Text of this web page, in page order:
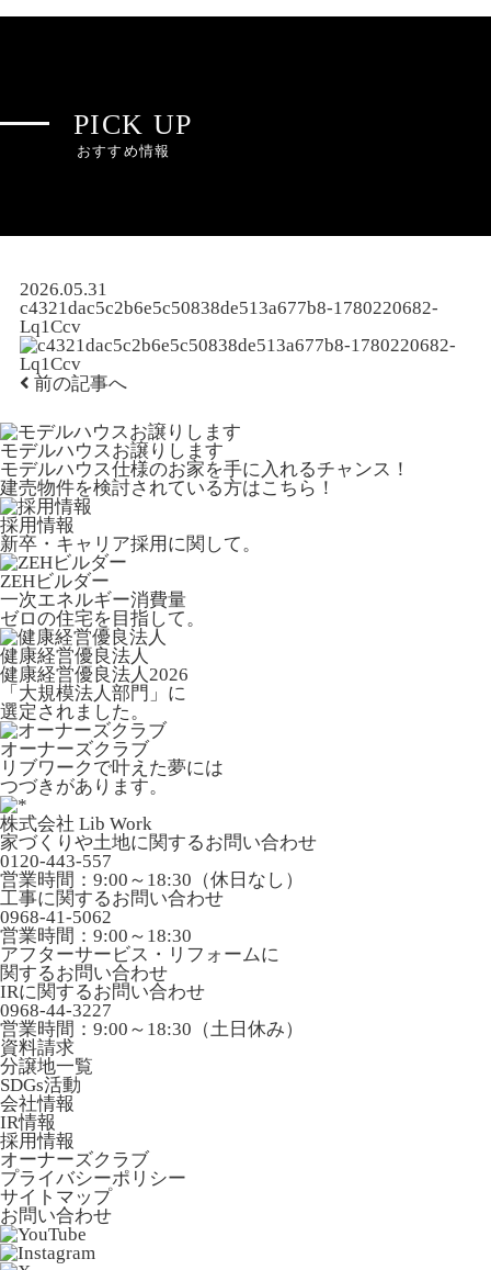
PICK UP
おすすめ情報
2026.05.31
c4321dac5c2b6e5c50838de513a677b8-1780220682-
Lq1Ccv
前の記事へ
モデルハウスお譲りします
モデルハウス仕様のお家を手に入れるチャンス！
建売物件を検討されている方はこちら！
採用情報
新卒・キャリア採用に関して。
ZEHビルダー
一次エネルギー消費量
ゼロの住宅を目指して。
健康経営優良法人
健康経営優良法人2026
「大規模法人部門」に
選定されました。
オーナーズクラブ
リブワークで叶えた夢には
つづきがあります。
株式会社 Lib Work
家づくりや土地に関するお問い合わせ
0120-443-557
営業時間：9:00～18:30（休日なし）
工事に関するお問い合わせ
0968-41-5062
営業時間：9:00～18:30
アフターサービス・リフォームに
関するお問い合わせ
IRに関するお問い合わせ
0968-44-3227
営業時間：9:00～18:30（土日休み）
資料請求
分譲地一覧
SDGs活動
会社情報
IR情報
採用情報
オーナーズクラブ
プライバシーポリシー
サイトマップ
お問い合わせ